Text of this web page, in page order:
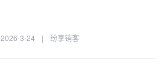
2026-3-24 | 纷享销客